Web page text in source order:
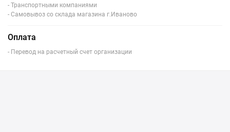
- Транспортными компаниями
- Самовывоз со склада магазина г.Иваново
Оплата
- Перевод на расчетный счет организации